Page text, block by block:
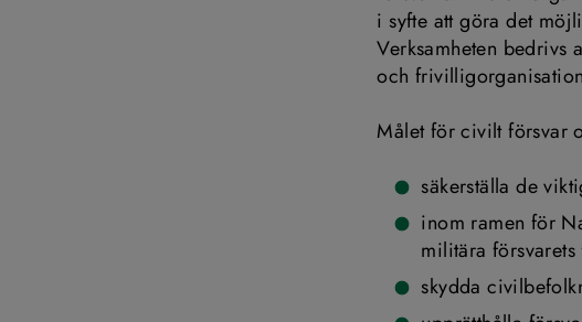
i syfte att göra det
Verksamheten bedrivs
och
Målet för civilt försvar
säkerställa de
inom ramen för
militära
skydda